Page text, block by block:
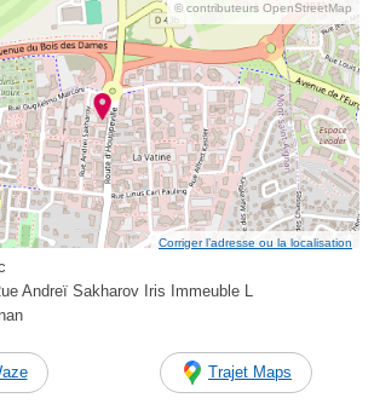
© contributeurs OpenStreetMap
Corriger l’adresse ou la localisation
Andreï Sakharov Iris Immeuble L
Trajet Maps